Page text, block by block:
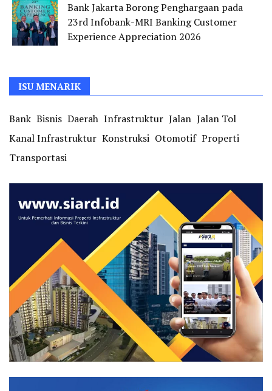
Bank Jakarta Borong Penghargaan pada
23rd Infobank-MRI Banking Customer
Experience Appreciation 2026
ISU MENARIK
Bank Bisnis Daerah Infrastruktur Jalan Jalan Tol
Kanal Infrastruktur Konstruksi Otomotif Properti
Transportasi